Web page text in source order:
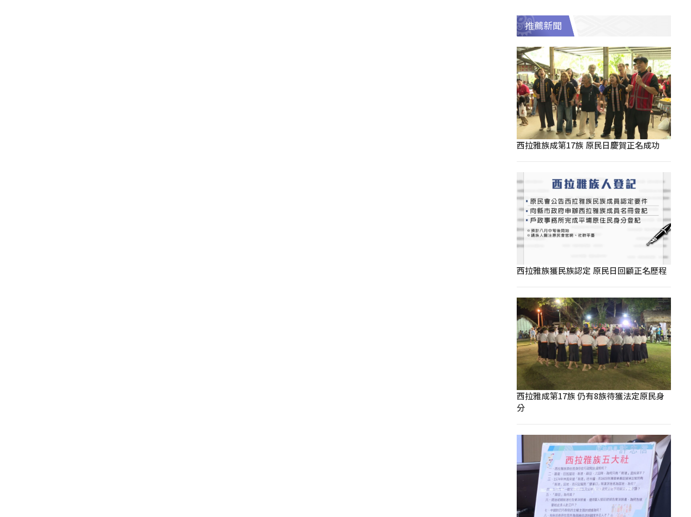
推薦新聞
西拉雅族成第17族 原民日慶賀正名成功
西拉雅族獲民族認定 原民日回顧正名歷程
西拉雅成第17族 仍有8族待獲法定原民身
分